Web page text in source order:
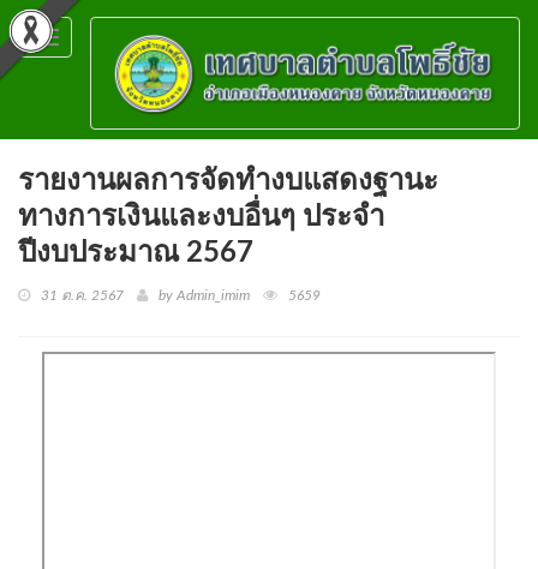
Toggle
navigation
รายงานผลการจัดทำงบแสดงฐานะ
ทางการเงินและงบอื่นๆ ประจำ
ปีงบประมาณ 2567
31 ต.ค. 2567 by Admin_imim 5659